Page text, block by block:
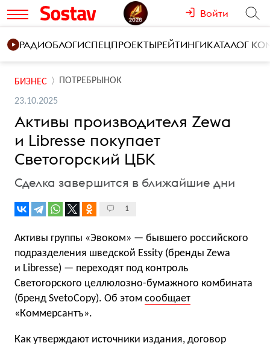
Войти
РАДИОБЛОГИСПЕЦПРОЕКТЫРЕЙТИНГИКАТАЛОГ
БИЗНЕС ПОТРЕБРЫНОК
23.10.2025
Активы производителя Zewa
и Libresse покупает
Светогорский ЦБК
Сделка завершится в ближайшие дни
1
Активы группы «Эвоком» — бывшего российского
подразделения шведской Essity (бренды Zewa
и Libresse) — переходят под контроль
Светогорского целлюлозно-бумажного комбината
(бренд SvetoCopy). Об этом сообщает
«Коммерсантъ».
Как утверждают источники издания, договор